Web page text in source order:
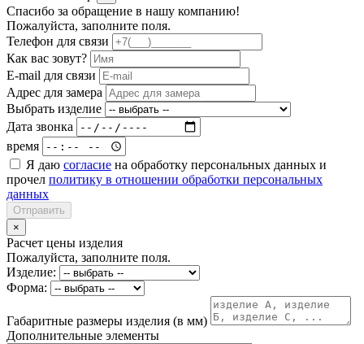
Спасибо за обращение в нашу компанию!
Пожалуйста, заполните поля.
Телефон для связи
Как вас зовут?
E-mail для связи
Адрес для замера
Выбрать изделие
Дата звонка
время
Я даю согласие на обработку персональных данных и
прочел политику в отношении обработки персональных
данных
Отправить
×
Расчет цены изделия
Пожалуйста, заполните поля.
Изделие:
Форма:
Габаритные размеры изделия (в мм)
Дополнительные элементы